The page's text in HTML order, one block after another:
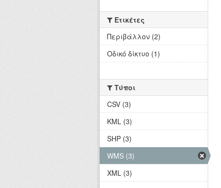
Ετικέτες
Περιβάλλον (2)
Οδικό δίκτυο (1)
Τύποι
CSV (3)
KML (3)
SHP (3)
WMS (3)
XML (3)